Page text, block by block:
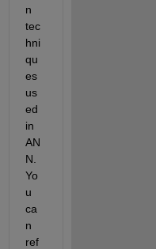
n
tec
hni
qu
es
us
ed
in
AN
N.
Yo
u
ca
n
ref